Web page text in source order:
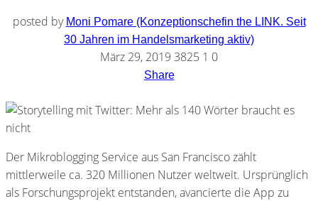
posted by Moni Pomare (Konzeptionschefin the LINK. Seit
30 Jahren im Handelsmarketing aktiv)
März 29, 2019 3825 1 0
Share
Der Mikroblogging Service aus San Francisco zählt
mittlerweile ca. 320 Millionen Nutzer weltweit. Ursprünglich
als Forschungsprojekt entstanden, avancierte die App zu